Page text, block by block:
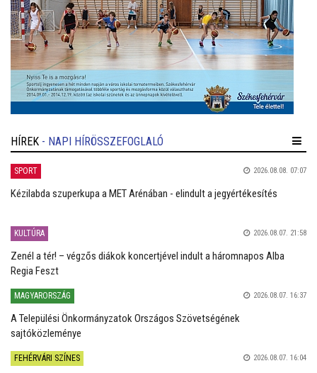
HÍREK - NAPI HÍRÖSSZEFOGLALÓ
SPORT 2026.08.08. 07:07
Kézilabda szuperkupa a MET Arénában - elindult a jegyértékesítés
KULTÚRA 2026.08.07. 21:58
Zenél a tér! – végzős diákok koncertjével indult a háromnapos Alba
Regia Feszt
MAGYARORSZÁG 2026.08.07. 16:37
A Települési Önkormányzatok Országos Szövetségének
sajtóközleménye
FEHÉRVÁRI SZÍNES 2026.08.07. 16:04